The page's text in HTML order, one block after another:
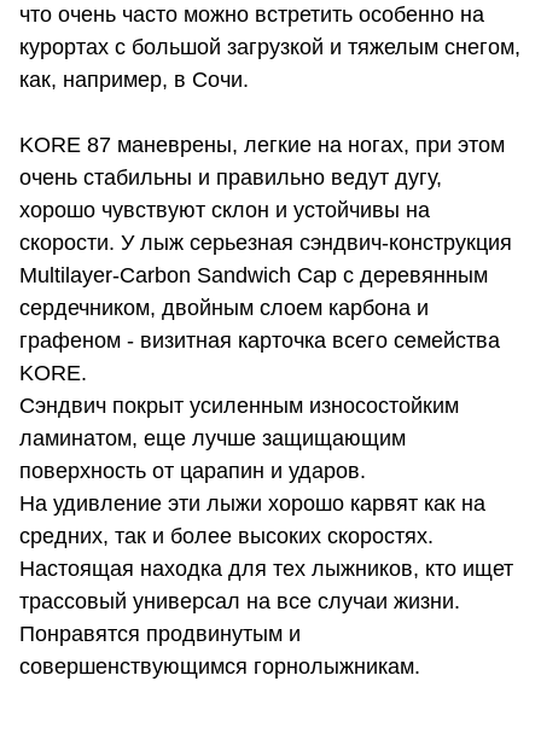
что очень часто можно встретить особенно на
курортах с большой загрузкой и тяжелым снегом,
как, например, в Сочи.
KORE 87 маневрены, легкие на ногах, при этом
очень стабильны и правильно ведут дугу,
хорошо чувствуют склон и устойчивы на
скорости. У лыж серьезная сэндвич-конструкция
Multilayer-Carbon Sandwich Cap с деревянным
сердечником, двойным слоем карбона и
графеном - визитная карточка всего семейства
KORE.
Сэндвич покрыт усиленным износостойким
ламинатом, еще лучше защищающим
поверхность от царапин и ударов.
На удивление эти лыжи хорошо карвят как на
средних, так и более высоких скоростях.
Настоящая находка для тех лыжников, кто ищет
трассовый универсал на все случаи жизни.
Понравятся продвинутым и
совершенствующимся горнолыжникам.